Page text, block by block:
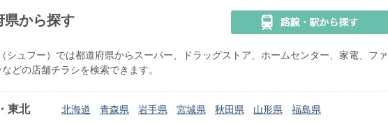
県から探す
シュフー）では都道府県からスーパー、ドラッグストア、ホームセンター、家電、ファ
どの店舗チラシを検索できます。
東北 北海道 青森県 岩手県 宮城県 秋田県 山形県 福島県